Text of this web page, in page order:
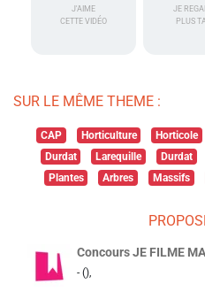
J'AIME
CETTE VIDÉO
JE
PLUS
SUR LE MÊME THEME :
CAP Horticulture Horticole
Durdat
Larequille Durdat
Plantes
Arbres Massifs
Concours JE FILME
- (),